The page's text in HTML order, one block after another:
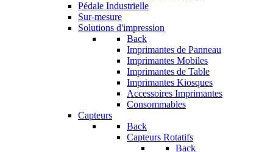
Pédale Industrielle
Sur-mesure
Solutions d'impression
Back
Imprimantes de Panneau
Imprimantes Mobiles
Imprimantes de Table
Imprimantes Kiosques
Accessoires Imprimantes
Consommables
Capteurs
Back
Capteurs Rotatifs
Back